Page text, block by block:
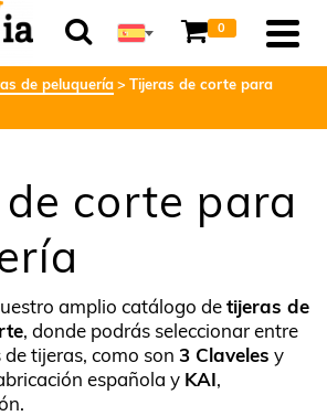
0
de peluquería
Tijeras de corte para
corte para
amplio catálogo detijeras de
, donde podrás seleccionar entre
tijeras, como son 3 Claveles y
española y KAI,